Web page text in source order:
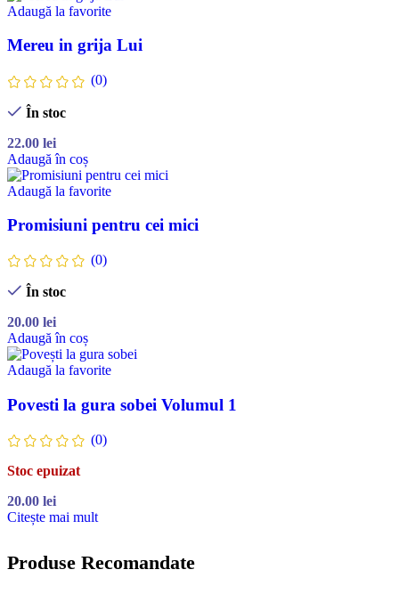
Adaugă la favorite
Mereu in grija Lui
(0)
În stoc
22.00 lei
Adaugă în coș
Adaugă la favorite
Promisiuni pentru cei mici
(0)
În stoc
20.00 lei
Adaugă în coș
Adaugă la favorite
Povesti la gura sobei Volumul 1
(0)
Stoc epuizat
20.00 lei
Citește mai mult
Produse Recomandate